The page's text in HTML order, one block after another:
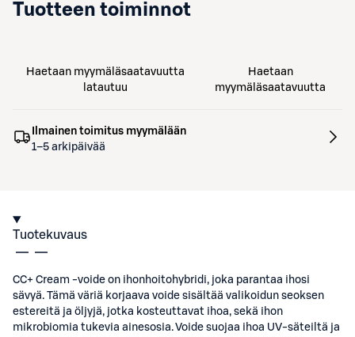
Tuotteen toiminnot
Haetaan myymäläsaatavuutta
latautuu
Haetaan
myymäläsaatavuutta
Ilmainen toimitus myymälään
1–5 arkipäivää
Tuotekuvaus
CC+ Cream -voide on ihonhoitohybridi, joka parantaa ihosi
sävyä. Tämä väriä korjaava voide sisältää valikoidun seoksen
estereitä ja öljyjä, jotka kosteuttavat ihoa, sekä ihon
mikrobiomia tukevia ainesosia. Voide suojaa ihoa UV-säteiltä ja